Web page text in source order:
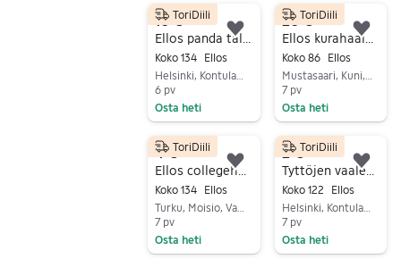
10 €
Koko 134
Ellos
6 pv
Osta heti
ToriDiili
Lisää suosikiksi.
20 €
Ellos kurahaalari 86
Koko 86
Ellos
7 pv
Osta heti
ToriDiili
4 €
Ellos collegehousut koko 134 harmaa tytöille
Koko 134
Ellos
7 pv
Osta heti
ToriDiili
Lisää suosikiksi.
2 €
Koko 122
Ellos
Helsinki, Kontula - Vesala, Uusimaa
7 pv
Osta heti
ToriDiili